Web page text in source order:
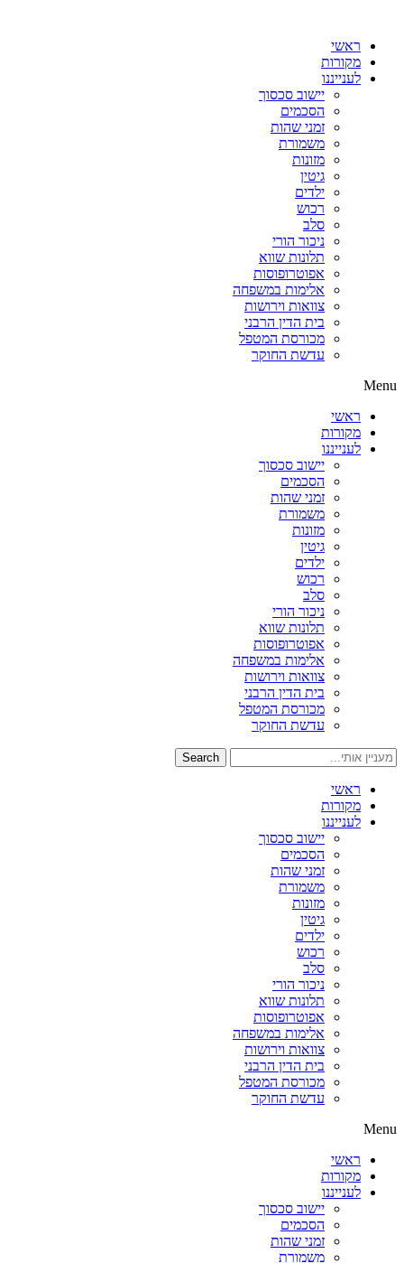
ראשי
מקורות
לענייננו
יישוב סכסוך
הסכמים
זמני שהות
משמורת
מזונות
גיטין
ילדים
רכוש
סלב
ניכור הורי
תלונות שווא
אפוטרופוסות
אלימות במשפחה
צוואות וירושות
בית הדין הרבני
מכורסת המטפל
עדשת החוקר
Menu
ראשי
מקורות
לענייננו
יישוב סכסוך
הסכמים
זמני שהות
משמורת
מזונות
גיטין
ילדים
רכוש
סלב
ניכור הורי
תלונות שווא
אפוטרופוסות
אלימות במשפחה
צוואות וירושות
בית הדין הרבני
מכורסת המטפל
עדשת החוקר
Search
ראשי
מקורות
לענייננו
יישוב סכסוך
הסכמים
זמני שהות
משמורת
מזונות
גיטין
ילדים
רכוש
סלב
ניכור הורי
תלונות שווא
אפוטרופוסות
אלימות במשפחה
צוואות וירושות
בית הדין הרבני
מכורסת המטפל
עדשת החוקר
Menu
ראשי
מקורות
לענייננו
יישוב סכסוך
הסכמים
זמני שהות
משמורת